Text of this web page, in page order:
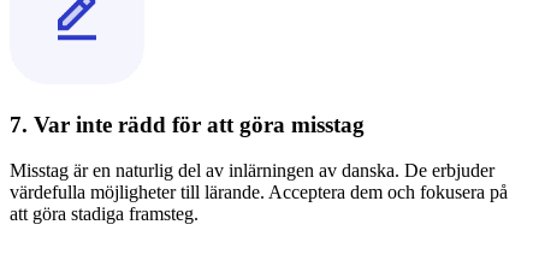
7. Var inte rädd för att göra misstag
Misstag är en naturlig del av inlärningen av danska. De erbjuder
värdefulla möjligheter till lärande. Acceptera dem och fokusera på
att göra stadiga framsteg.